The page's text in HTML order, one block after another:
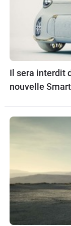
Il sera interdit
nouvelle